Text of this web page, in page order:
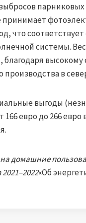
парниковых
принимает
что
системы.
высокому
производства в
выгоды
евро до 266 евро
домашние
«Об